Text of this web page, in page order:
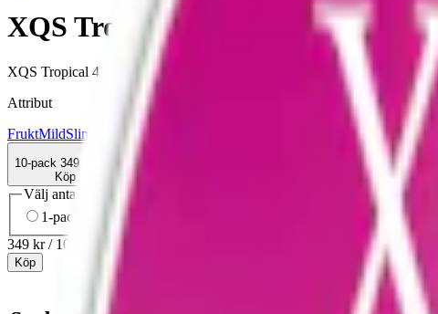
XQS Tropical 4 mg 2
XQS Tropical 4 mg är ett tobaksfritt vitt snus med mildare styrka och
Attribut
FruktMildSlim Torr Portion
10-pack 349 kr
Köp
Välj antal dosor
1-pack
39,90 kr 10-pack
349 kr / 10-pack
Köp